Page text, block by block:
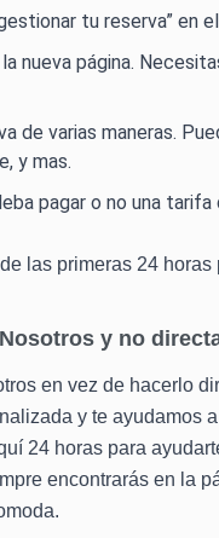
tu reserva” en
nueva página.
de varias maneras.
y mas.
pagar o no una tarifa
las primeras 24
y no
en vez de hacerlo
y te ayudamos
24 horas para
encontrarás en la